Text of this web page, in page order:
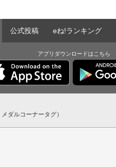
公式投稿 eね!ランキング
アプリダウンロードはこちら
メダルコーナータグ）